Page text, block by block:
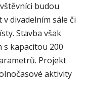
budou
divadelním sále či
Stavba však
kapacitou 200
Projekt
aktivity